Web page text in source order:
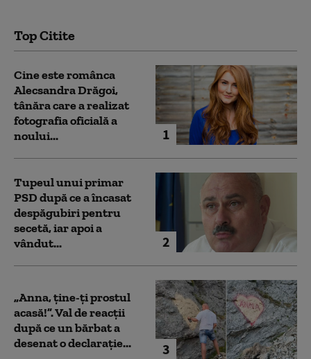
Top Citite
1
Cine este românca
Alecsandra Drăgoi,
tânăra care a realizat
fotografia oficială a
noului...
2
Tupeul unui primar
PSD după ce a încasat
despăgubiri pentru
secetă, iar apoi a
vândut...
3
„Anna, ţine-ţi prostul
acasă!”. Val de reacții
după ce un bărbat a
desenat o declarație...